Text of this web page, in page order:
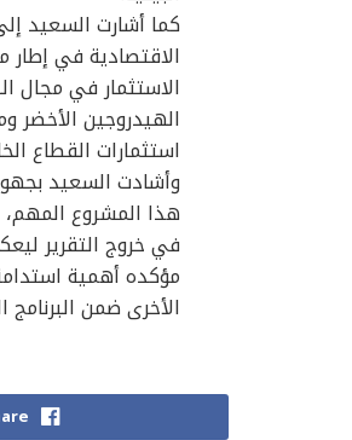
كما أشارت السعيد
الاقتصادية في
الاستثمار في مجال
الهيدروجين الأخضر
استثمارات القطاع
وأشادت السعيد
هذا المشروع المهم،
في خروج التقرير
مؤكده أهمية
الأخرى ضمن